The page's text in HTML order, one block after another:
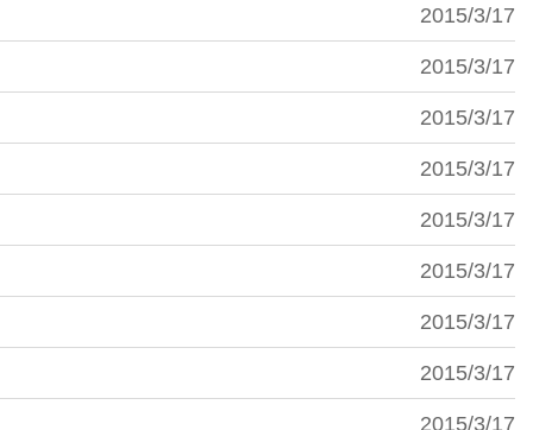
2015/3/17
2015/3/17
2015/3/17
2015/3/17
2015/3/17
2015/3/17
2015/3/17
2015/3/17
2015/3/17